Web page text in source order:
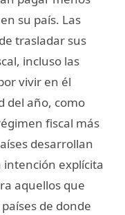
su país. Las
trasladar sus
incluso las
vivir en él
del año, como
fiscal más
desarrollan
explícita
aquellos que
de donde